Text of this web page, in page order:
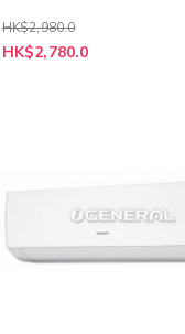
HK$2,980.0
特
殊
HK$2,780.0